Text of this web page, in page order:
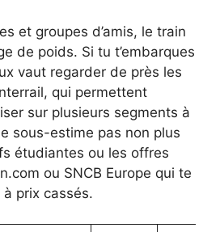
et groupes d’amis, le train
de poids. Si tu t’embarques
vaut regarder de près les
qui permettent
sur plusieurs segments à
sous-estime pas non plus
étudiantes ou les offres
ou SNCB Europe qui te
prix cassés.